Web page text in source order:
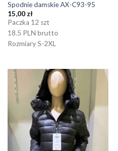
Spodnie damskie AX-C93-95
15,00zł
Paczka 12 szt
18.5 PLN brutto
Rozmiary S-2XL